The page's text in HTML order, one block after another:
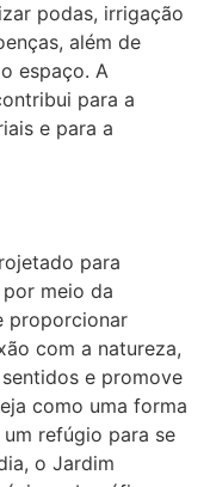
podas, irrigação
além de
espaço. A
para a
e para a
para
meio da
proporcionar
com a natureza,
e promove
como uma forma
refúgio para se
o Jardim